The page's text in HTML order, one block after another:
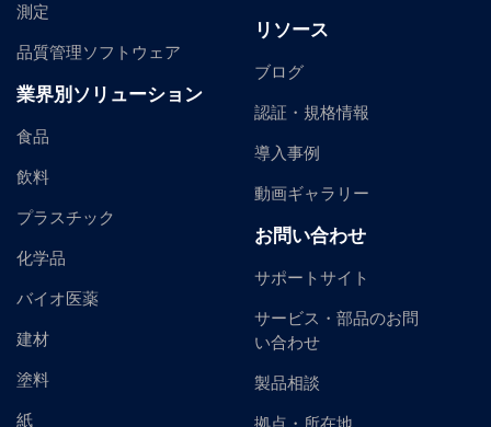
測定
品質管理ソフトウェア
業界別ソリューション
食品
飲料
プラスチック
化学品
バイオ医薬
建材
塗料
紙
リソース
ブログ
認証・規格情報
導入事例
動画ギャラリー
お問い合わせ
サポートサイト
サービス・部品のお問
い合わせ
製品相談